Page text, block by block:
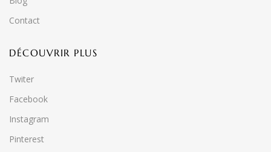
Contact
DÉCOUVRIR PLUS
Twiter
Facebook
Instagram
Pinterest